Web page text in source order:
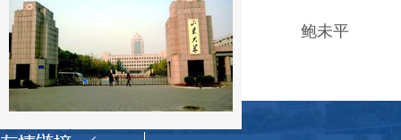
鲍未平